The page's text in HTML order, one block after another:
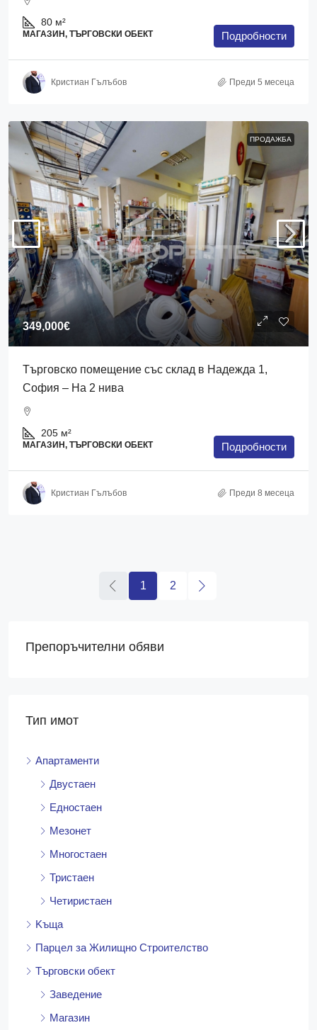
80 м²
МАГАЗИН, ТЪРГОВСКИ ОБЕКТ Подробности
Кристиан Гълъбов Преди 5 месеца
ПРОДАЖБА
349,000€
Търговско помещение със склад в Надежда 1,
София – На 2 нива
205 м²
МАГАЗИН, ТЪРГОВСКИ ОБЕКТ Подробности
Кристиан Гълъбов Преди 8 месеца
1 2
Препоръчителни обяви
Тип имот
Апартаменти
Двустаен
Едностаен
Мезонет
Многостаен
Тристаен
Четиристаен
Kъща
Парцел за Жилищно Строителство
Търговски обект
Заведение
Магазин